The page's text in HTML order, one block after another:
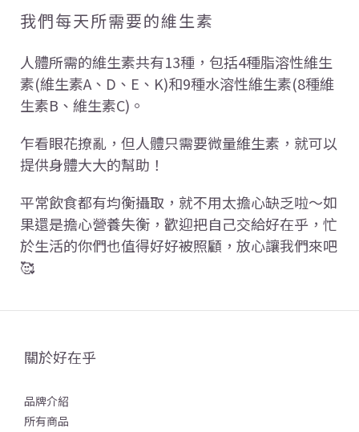
我們每天所需要的維生素
人體所需的維生素共有13種，包括4種脂溶性維生
素(維生素A、D、E、K)和9種水溶性維生素(8種維
生素B、維生素C)。
乍看眼花撩亂，但人體只需要微量維生素，就可以
提供身體大大的幫助！
平常飲食都有均衡攝取，就不用太擔心缺乏啦～如
果還是擔心營養失衡，歡迎把自己交給好在乎，忙
於生活的你們也值得好好被照顧，放心讓我們來吧
🥰
關於好在乎
品牌介紹
所有商品